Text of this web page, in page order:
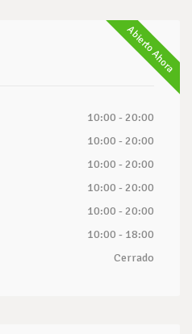
Abierto Ahora
10:00 - 20:00
10:00 - 20:00
10:00 - 20:00
10:00 - 20:00
10:00 - 20:00
10:00 - 18:00
Cerrado